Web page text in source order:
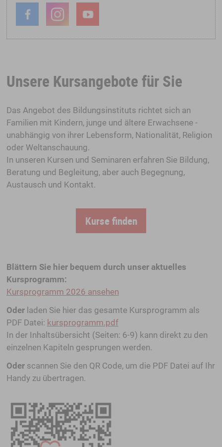
Unsere Kursangebote für Sie
Das Angebot des Bildungsinstituts richtet sich an
Familien mit Kindern, junge und ältere Erwachsene -
unabhängig von ihrer Lebensform, Nationalität, Religion
oder Weltanschauung.
In unseren Kursen und Seminaren erfahren Sie Bildung,
Beratung und Begleitung, aber auch Begegnung,
Austausch und Kontakt.
Kurse finden
Blättern Sie hier bequem durch unser aktuelles
Kursprogramm:
Kursprogramm 2026 ansehen
Oderladen Sie hier das gesamte Kursprogramm als
PDF Datei: kursprogramm.pdf
In der Inhaltsübersicht (Seiten: 6-9) kann direkt zu den
einzelnen Kapiteln gesprungen werden.
Oderscannen Sie den QR Code, um die PDF Datei auf Ihr
Handy zu übertragen.